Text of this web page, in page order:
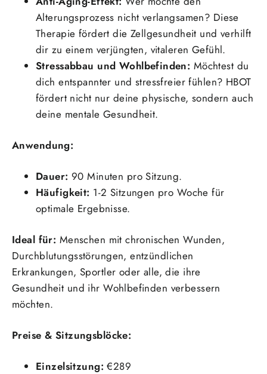
Alterungsprozess nicht verlangsamen? Diese
Therapie fördert die Zellgesundheit und verhilft
dir zu einem verjüngten, vitaleren Gefühl.
Stressabbau und Wohlbefinden: Möchtest du
dich entspannter und stressfreier fühlen? HBOT
fördert nicht nur deine physische, sondern auch
deine mentale Gesundheit.
Anwendung:
Dauer: 90 Minuten pro Sitzung.
Häufigkeit: 1-2 Sitzungen pro Woche für
optimale Ergebnisse.
Ideal für: Menschen mit chronischen Wunden,
Durchblutungsstörungen, entzündlichen
Erkrankungen, Sportler oder alle, die ihre
Gesundheit und ihr Wohlbefinden verbessern
möchten.
Preise & Sitzungsblöcke:
Einzelsitzung: €289